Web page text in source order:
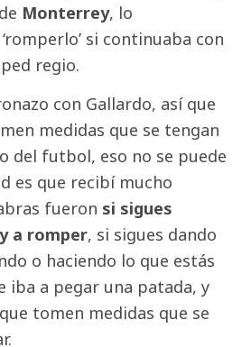
Monterrey, lo
si continuaba con
regio.
con Gallardo, así que
medidas que se tengan
del futbol, eso no se puede
es que recibí mucho
fueron si sigues
a romper, si sigues dando
o haciendo lo que estás
iba a pegar una patada, y
tomen medidas que se